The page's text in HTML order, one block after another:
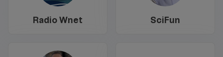
Radio Wnet SciFun